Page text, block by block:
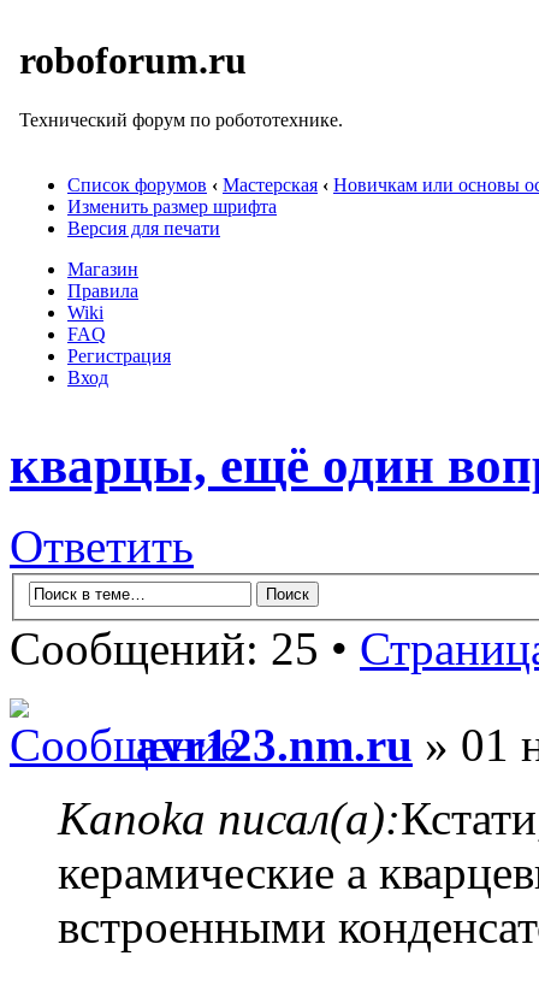
roboforum.ru
Технический форум по робототехнике.
Список форумов ‹ Мастерская ‹ Новичкам или основы
Изменить размер шрифта
Версия для печати
Магазин
Правила
Wiki
FAQ
Регистрация
Вход
кварцы, ещё один
Ответить
Сообщений: 25 •
avr123.nm.ru » 01
Kanoka писал(а):
керамические а
встроенными